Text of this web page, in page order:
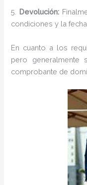
5. Devolución:
condiciones y la
En cuanto a los
pero generalmente
comprobante de